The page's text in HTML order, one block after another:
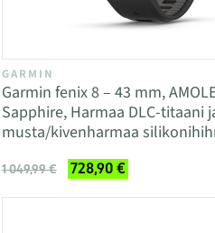
GARMIN
Garmin fenix 8 – 43 mm,
Sapphire, Harmaa DLC-titaani
musta/kivenharmaa
1 049,99 € 728,90 €